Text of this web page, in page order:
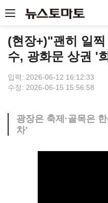
(현장+)"괜히 일
수, 광화문 상권 '
입력: 2026-06-12 16:12:33
수정: 2026-06-15 15:56:58
광장은 축제·골목은
차'